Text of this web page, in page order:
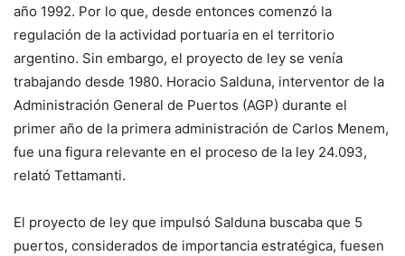
año 1992. Por lo que, desde entonces comenzó la
regulación de la actividad portuaria en el territorio
argentino. Sin embargo, el proyecto de ley se venía
trabajando desde 1980. Horacio Salduna, interventor de la
Administración General de Puertos (AGP) durante el
primer año de la primera administración de Carlos Menem,
fue una figura relevante en el proceso de la ley 24.093,
relató Tettamanti.
El proyecto de ley que impulsó Salduna buscaba que 5
puertos, considerados de importancia estratégica, fuesen